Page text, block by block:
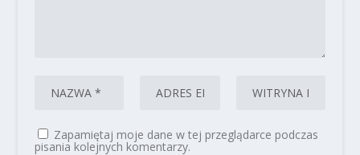
Zapamiętaj moje dane w tej przeglądarce podczas
pisania kolejnych komentarzy.